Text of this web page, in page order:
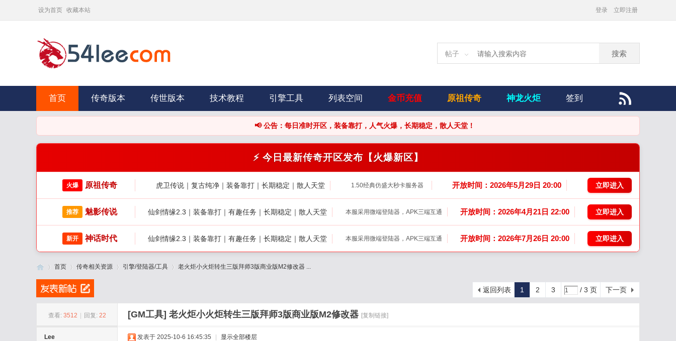
设为首页 收藏本站 登录 立即注册
帖子 搜索
首页 传奇版本 传世版本 技术教程 引擎工具 列表空间 金币充值 原祖传奇 神龙火炬 签到
📢 公告：每日准时开区，装备靠打，人气火爆，长期稳定，散人天堂！
⚡ 今日最新传奇开区发布【火爆新区】
火爆 原祖传奇 虎卫传说｜复古纯净｜装备靠打｜长期稳定｜散人天堂 1.50经典仿盛大秒卡服务器 开放时间：2026年5月29日 20:00 立即进入
推荐 魅影传说 仙剑情缘2.3｜装备靠打｜有趣任务｜长期稳定｜散人天堂 本服采用微端登陆器，APK三端互通 开放时间：2026年4月21日 22:00 立即进入
新开 神话时代 仙剑情缘2.3｜装备靠打｜有趣任务｜长期稳定｜散人天堂 本服采用微端登陆器，APK三端互通 开放时间：2026年7月26日 20:00 立即进入
首页 传奇相关资源 引擎/登陆器/工具 老火炬小火炬转生三版拜师3版商业版M2修改器 ...
1 2 3 / 3 页 下一页
返回列表
查看: 3512 回复: 22 [GM工具] 老火炬小火炬转生三版拜师3版商业版M2修改器 [复制链接]
Lee 发表于 2025-10-6 16:45:35 显示全部楼层